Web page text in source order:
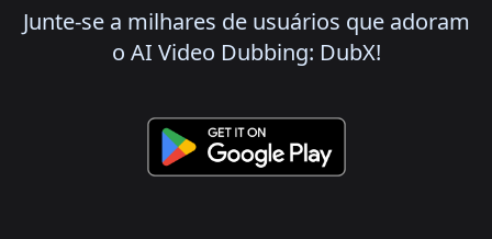
Junte-se a milhares de usuários que adoram
o AI Video Dubbing: DubX!